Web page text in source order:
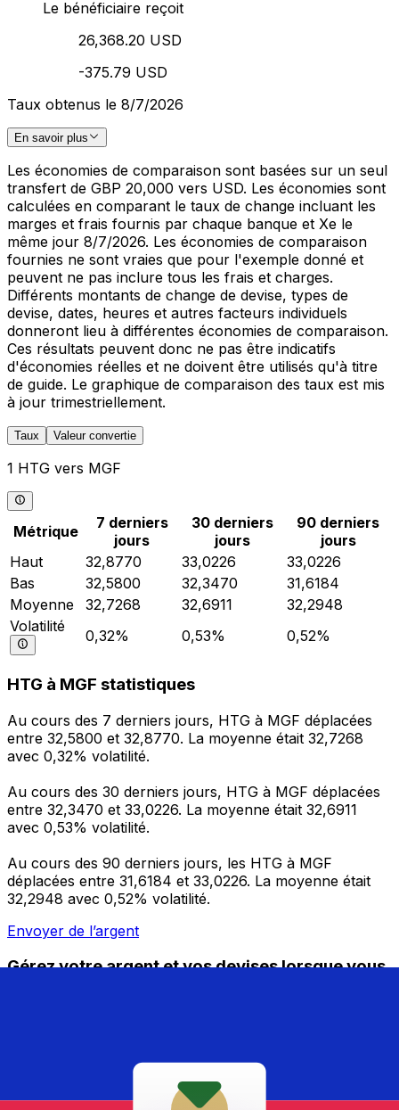
Le bénéficiaire reçoit
26,368.20 USD
-375.79 USD
Taux obtenus le 8/7/2026
En savoir plus
Les économies de comparaison sont basées sur un seul
transfert de GBP 20,000 vers USD. Les économies sont
calculées en comparant le taux de change incluant les
marges et frais fournis par chaque banque et Xe le
même jour 8/7/2026. Les économies de comparaison
fournies ne sont vraies que pour l'exemple donné et
peuvent ne pas inclure tous les frais et charges.
Différents montants de change de devise, types de
devise, dates, heures et autres facteurs individuels
donneront lieu à différentes économies de comparaison.
Ces résultats peuvent donc ne pas être indicatifs
d'économies réelles et ne doivent être utilisés qu'à titre
de guide. Le graphique de comparaison des taux est mis
à jour trimestriellement.
Taux Valeur convertie
1 HTG vers MGF
Métrique
7 derniers
jours
30 derniers
jours
90 derniers
jours
Haut
32,8770 33,0226
33,0226
Bas
32,5800 32,3470
31,6184
Moyenne
32,7268 32,6911
32,2948
Volatilité
0,32% 0,53% 0,52%
HTG à MGF statistiques
Au cours des 7 derniers jours, HTG à MGF déplacées
entre 32,5800 et 32,8770. La moyenne était 32,7268
avec 0,32% volatilité.
Au cours des 30 derniers jours, HTG à MGF déplacées
entre 32,3470 et 33,0226. La moyenne était 32,6911
avec 0,53% volatilité.
Au cours des 90 derniers jours, les HTG à MGF
déplacées entre 31,6184 et 33,0226. La moyenne était
32,2948 avec 0,52% volatilité.
Envoyer de l’argent
Gérez votre argent et vos devises lorsque vous
et la gestion de vos devises. Convertissez des devises,
programmez des alertes de taux et transférez de
l'argent à l'étranger sans frais cachés. Téléchargez